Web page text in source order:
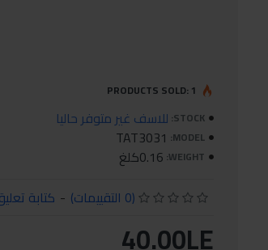
STOCK: للاسف غير متوفر حاليا
MODEL:
TAT3031
WEIGHT: 0.16كلغ
PRODUCTS SOLD: 1
(0 التقييمات) - كتابة
40.00LE